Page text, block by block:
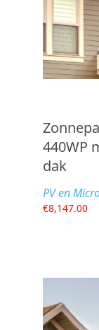
440WP
dak
PV en
€8,147.00